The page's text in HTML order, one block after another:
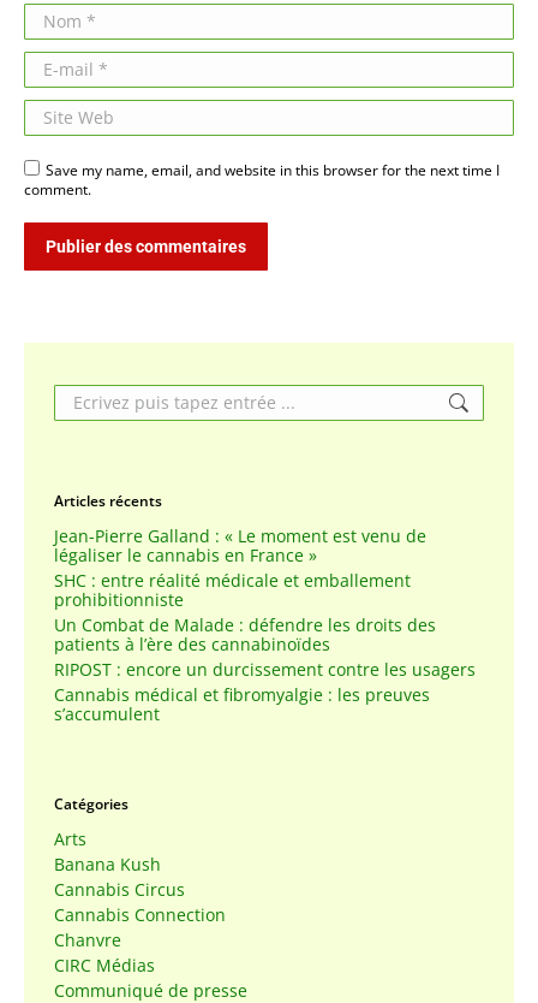
Nom *
E-mail *
Site Web
Save my name, email, and website in this browser for the next time I
comment.
Publier des commentaires
Search:
Articles récents
Jean-Pierre Galland : « Le moment est venu de
légaliser le cannabis en France »
SHC : entre réalité médicale et emballement
prohibitionniste
Un Combat de Malade : défendre les droits des
patients à l’ère des cannabinoïdes
RIPOST : encore un durcissement contre les usagers
Cannabis médical et fibromyalgie : les preuves
s’accumulent
Catégories
Arts
Banana Kush
Cannabis Circus
Cannabis Connection
Chanvre
CIRC Médias
Communiqué de presse